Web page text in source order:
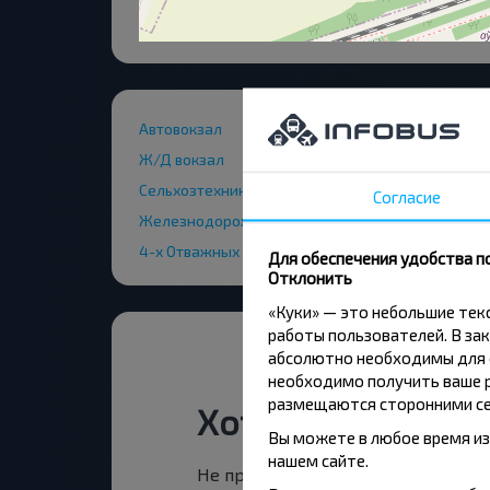
Автовокзал
Ж/Д вокзал
Сельхозтехника
Железнодорожный переезд
4-х Отважных ул.
Хотите
Не пропусти специальные акции,
Согласие
Для обеспечения удобства
Отклонить
«Куки» — это небольшие
работы пользователей. В
абсолютно необходимы для
необходимо получить ваше
размещаются сторонними
Вы можете в любое время
нашем сайте.